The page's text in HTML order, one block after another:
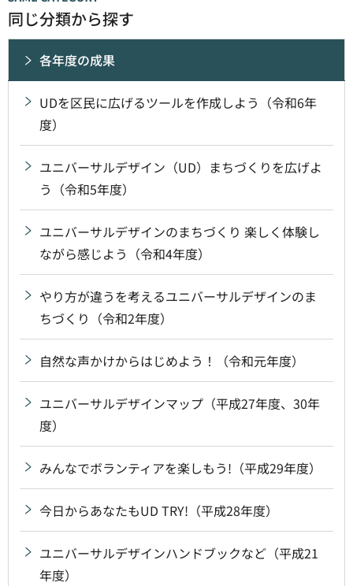
同じ分類から探す
各年度の成果
UDを区民に広げるツールを作成しよう（令和6年
度）
ユニバーサルデザイン（UD）まちづくりを広げよ
う（令和5年度）
ユニバーサルデザインのまちづくり 楽しく体験し
ながら感じよう（令和4年度）
やり方が違うを考えるユニバーサルデザインのま
ちづくり（令和2年度）
自然な声かけからはじめよう！（令和元年度）
ユニバーサルデザインマップ（平成27年度、30年
度）
みんなでボランティアを楽しもう!（平成29年度）
今日からあなたもUD TRY!（平成28年度）
ユニバーサルデザインハンドブックなど（平成21
年度）